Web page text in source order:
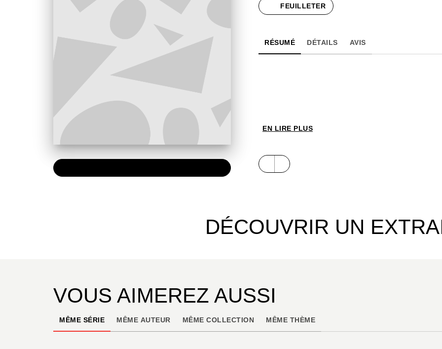
FEUILLETER
RÉSUMÉ DÉTAILS AVIS
EN LIRE PLUS
DÉCOUVRIR UN
VOUS AIMEREZ AUSSI
MÊME SÉRIE MÊME AUTEUR MÊME COLLECTION MÊME THÈME